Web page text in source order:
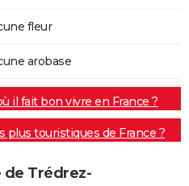
fleur
arobase
il fait bon vivre en France ?
plus touristiques de France ?
de Trédrez-